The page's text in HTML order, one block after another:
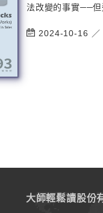
法改變的事實──
2024-10-16 ／
大師輕鬆讀股份